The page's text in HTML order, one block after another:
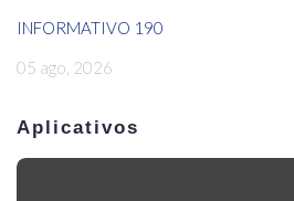
INFORMATIVO 190
05 ago, 2026
Aplicativos